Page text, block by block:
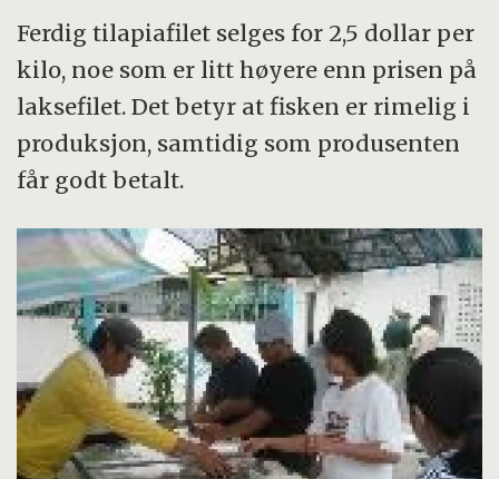
Ferdig tilapiafilet selges for 2,5 dollar per
kilo, noe som er litt høyere enn prisen på
laksefilet. Det betyr at fisken er rimelig i
produksjon, samtidig som produsenten
får godt betalt.